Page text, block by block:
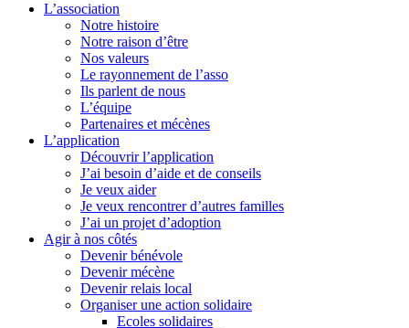
L’association
Notre histoire
Notre raison d’être
Nos valeurs
Le rayonnement de l’asso
Ils parlent de nous
L’équipe
Partenaires et mécènes
L’application
Découvrir l’application
J’ai besoin d’aide et de conseils
Je veux aider
Je veux rencontrer d’autres familles
J’ai un projet d’adoption
Agir à nos côtés
Devenir bénévole
Devenir mécène
Devenir relais local
Organiser une action solidaire
Ecoles solidaires